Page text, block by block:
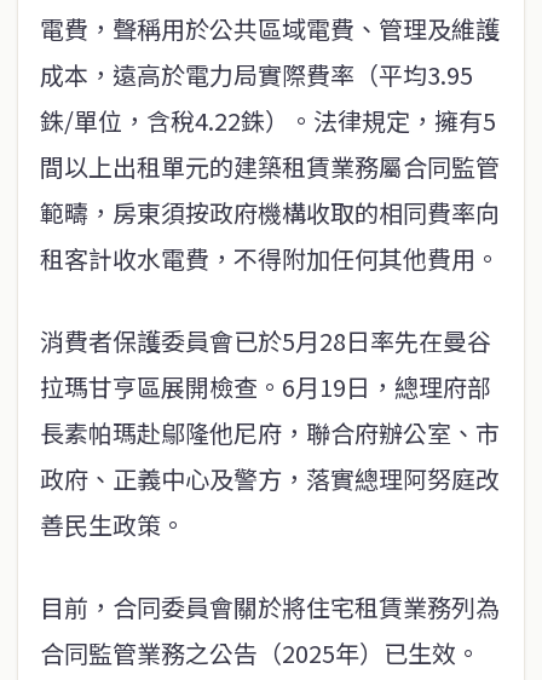
電費，聲稱用於公共區域電費、管理及維護
成本，遠高於電力局實際費率（平均3.95
銖/單位，含稅4.22銖）。法律規定，擁有5
間以上出租單元的建築租賃業務屬合同監管
範疇，房東須按政府機構收取的相同費率向
租客計收水電費，不得附加任何其他費用。
消費者保護委員會已於5月28日率先在曼谷
拉瑪甘亨區展開檢查。6月19日，總理府部
長素帕瑪赴鄔隆他尼府，聯合府辦公室、市
政府、正義中心及警方，落實總理阿努庭改
善民生政策。
目前，合同委員會關於將住宅租賃業務列為
合同監管業務之公告（2025年）已生效。